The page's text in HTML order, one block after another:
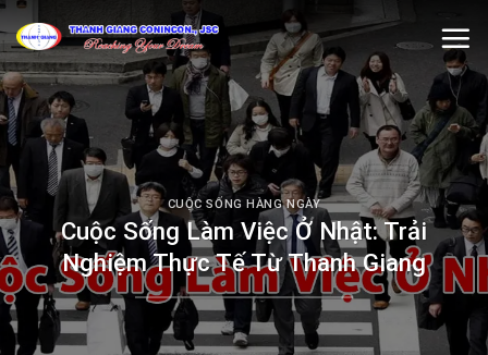
Skip
to
content
CUỘC SỐNG HÀNG NGÀY
Cuộc Sống Làm Việc Ở Nhật: Trải
Nghiệm Thực Tế Từ Thanh Giang